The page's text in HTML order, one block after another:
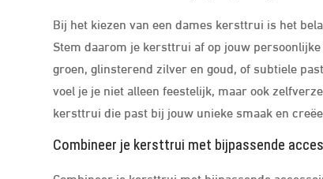
Bij het kiezen van een dames kersttrui is het
Stem daarom je kersttrui af op jouw
groen, glinsterend zilver en goud, of subtiele
voel je je niet alleen feestelijk, maar ook
kersttrui die past bij jouw unieke smaak en
Combineer je kersttrui met bijpassende